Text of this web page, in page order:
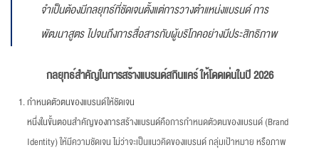
จำเป็นต้องมีกลยุทธ์ที่ชัดเจนตั้งแต่การวางตำแหน่งแบรนด์ การ
พัฒนาสูตร ไปจนถึงการสื่อสารกับผู้บริโภคอย่างมีประสิทธิภาพ
กลยุทธ์สำคัญในการสร้างแบรนด์สกินแคร์ ให้โดดเด่นในปี2026
กำหนดตัวตนของแบรนด์ให้ชัดเจน
หนึ่งในขั้นตอนสำคัญของการสร้างแบรนด์คือการกำหนดตัวตนของแบรนด์ (Brand
Identity) ให้มีความชัดเจน ไม่ว่าจะเป็นแนวคิดของแบรนด์ กลุ่มเป้าหมาย หรือภาพ